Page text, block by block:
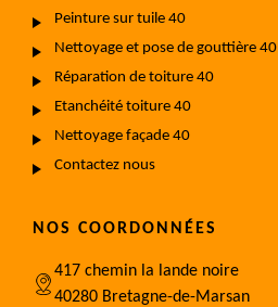
Peinture sur tuile 40
Nettoyage et pose de gouttière 40
Réparation de toiture 40
Etanchéité toiture 40
Nettoyage façade 40
Contactez nous
NOS COORDONNÉES
417 chemin la lande noire
40280 Bretagne-de-Marsan